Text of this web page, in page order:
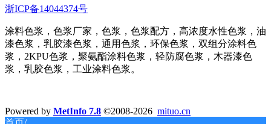
浙ICP备14044374号
涂料色浆，色浆厂家，色浆，色浆配方，高浓度水性色浆，油
漆色浆，乳胶漆色浆，通用色浆，环保色浆，双组分涂料色
浆，2KPU色浆，聚氨酯涂料色浆，轻防腐色浆，木器漆色
浆，乳胶色浆，工业涂料色浆。
Powered by MetInfo 7.8 ©2008-2026 mituo.cn